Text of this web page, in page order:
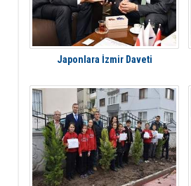
Japonlara İzmir Daveti